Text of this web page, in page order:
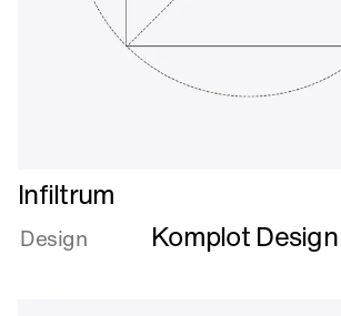
Læs
mere
om
Infiltrum
Design Komplot Design